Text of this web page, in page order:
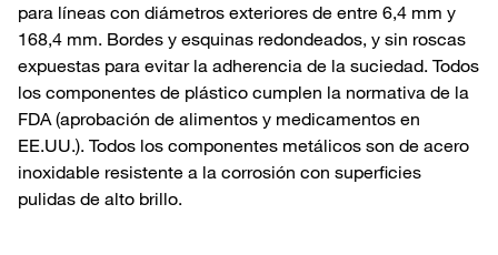
para líneas con diámetros exteriores de entre 6,4 mm y
168,4 mm. Bordes y esquinas redondeados, y sin roscas
expuestas para evitar la adherencia de la suciedad. Todos
los componentes de plástico cumplen la normativa de la
FDA (aprobación de alimentos y medicamentos en
EE.UU.). Todos los componentes metálicos son de acero
inoxidable resistente a la corrosión con superficies
pulidas de alto brillo.